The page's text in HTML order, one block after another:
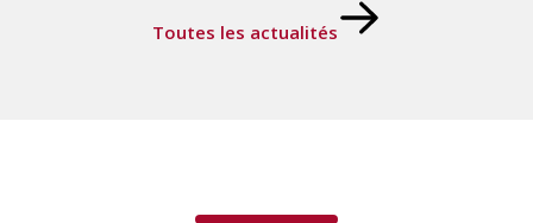
Toutes les actualités